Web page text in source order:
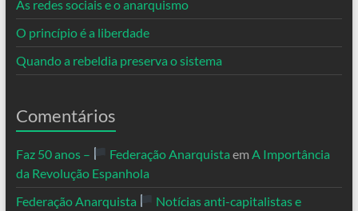
As redes sociais e o anarquismo
O princípio é a liberdade
Quando a rebeldia preserva o sistema
Comentários
Faz 50 anos – Federação Anarquista em A Importância
da Revolução Espanhola
Federação Anarquista
Notícias anti-capitalistas e